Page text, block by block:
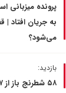
پرونده میزبانی
به جریان افتاد |
می‌شود؟
بازدید:
۵۸ شطرنج‌ باز از ۱۷ استان در حال رقابت در گلمکان